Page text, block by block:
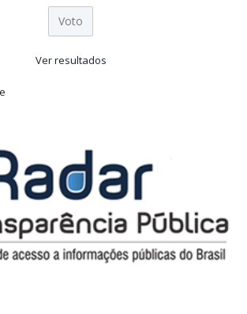
Ver resultados